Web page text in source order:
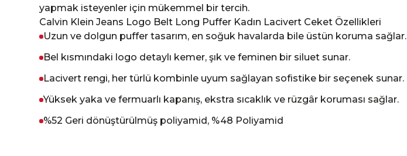
yapmak isteyenler için mükemmel bir tercih.
Calvin Klein Jeans Logo Belt Long Puffer Kadın Lacivert Ceket Özellikleri
Uzun ve dolgun puffer tasarım, en soğuk havalarda bile üstün koruma sağlar.
Bel kısmındaki logo detaylı kemer, şık ve feminen bir siluet sunar.
Lacivert rengi, her türlü kombinle uyum sağlayan sofistike bir seçenek sunar.
Yüksek yaka ve fermuarlı kapanış, ekstra sıcaklık ve rüzgâr koruması sağlar.
%52 Geri dönüştürülmüş poliyamid, %48 Poliyamid